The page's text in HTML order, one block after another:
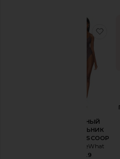
СЛИТНЫЙ
КУПАЛЬНИК
BUNGEE SCOOP
WeWoreWhat
$129